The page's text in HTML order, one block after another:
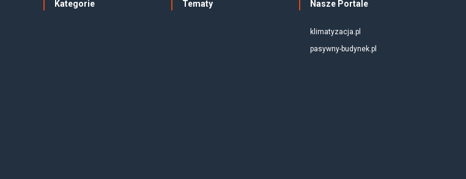
Kategorie Tematy Nasze Portale
klimatyzacja.pl
pasywny-budynek.pl